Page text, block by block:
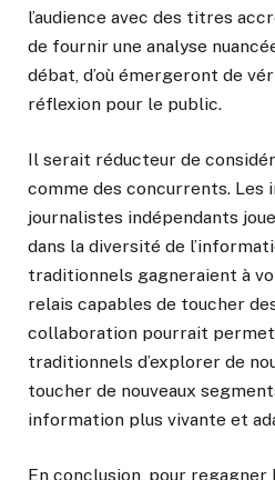
l’audience avec des titres
de fournir une analyse
débat, d’où émergeront de
réflexion pour le public.
Il serait réducteur de
comme des concurrents. Les
journalistes indépendants
dans la diversité de
traditionnels gagneraient à
relais capables de toucher
collaboration pourrait
traditionnels d’explorer de
toucher de nouveaux
information plus vivante et
En conclusion, pour regagner